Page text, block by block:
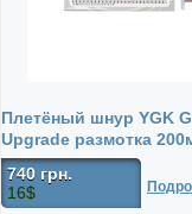
Плетёный шнур YGK
Upgrade размотка
740 грн.
16$